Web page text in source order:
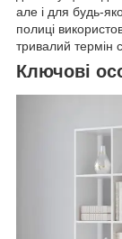
але і для будь-
полиці
тривалий термін
Ключові